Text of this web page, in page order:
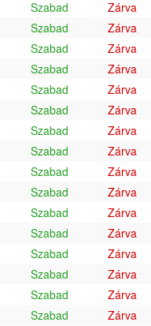
Szabad
Zárva
Szabad
Zárva
Szabad
Zárva
Szabad
Zárva
Szabad
Zárva
Szabad
Zárva
Szabad
Zárva
Szabad
Zárva
Szabad
Zárva
Szabad
Zárva
Szabad
Zárva
Szabad
Zárva
Szabad
Zárva
Szabad
Zárva
Szabad
Zárva
Szabad
Zárva